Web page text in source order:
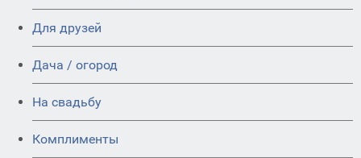
Для друзей
Дача / огород
На свадьбу
Комплименты